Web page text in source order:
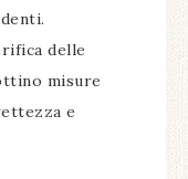
delle
misure
e